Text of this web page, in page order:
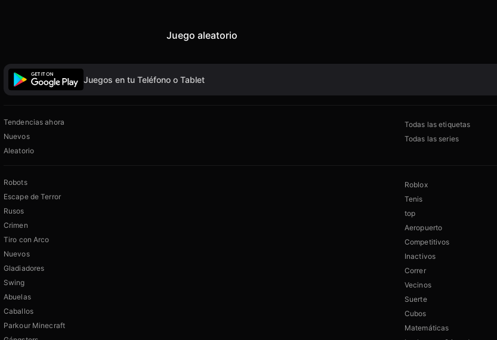
Juego aleatorio
Juegos en tu Teléfono o Tablet
Tendencias ahora
Nuevos
Aleatorio
Todas las etiquetas
Todas las series
Robots
Escape de Terror
Rusos
Crimen
Tiro con Arco
Nuevos
Gladiadores
Swing
Abuelas
Caballos
Parkour Minecraft
Roblox
Tenis
top
Aeropuerto
Competitivos
Inactivos
Correr
Vecinos
Suerte
Cubos
Matemáticas